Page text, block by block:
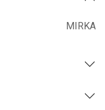
MIRKA